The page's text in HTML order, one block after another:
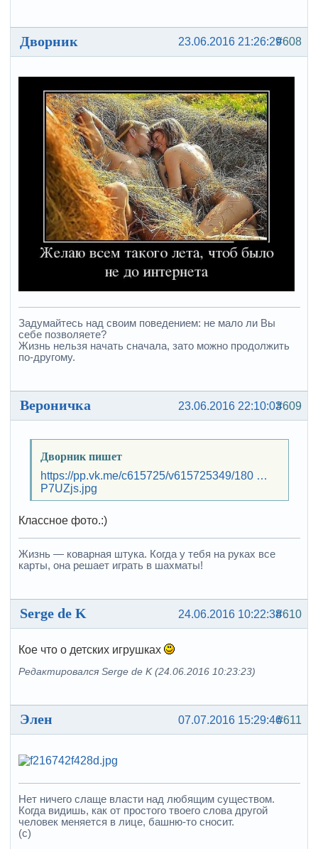
#608
23.06.2016 21:26:29
Дворник
Задумайтесь над своим поведением: не мало ли Вы
себе позволяете?
Жизнь нельзя начать сначала, зато можно продолжить
по-другому.
#609
23.06.2016 22:10:03
Вероничка
Дворник пишет
https://pp.vk.me/c615725/v615725349/180 …
P7UZjs.jpg
Классное фото.:)
Жизнь — коварная штука. Когда у тебя на руках все
карты, она решает играть в шахматы!
#610
24.06.2016 10:22:38
Serge de K
Кое что о детских игрушках
Редактировался Serge de K (24.06.2016 10:23:23)
#611
07.07.2016 15:29:46
Элен
Нет ничего слаще власти над любящим существом.
Когда видишь, как от простого твоего слова другой
человек меняется в лице, башню-то сносит.
(с)